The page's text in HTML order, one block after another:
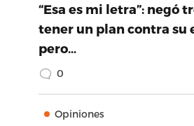
“Esa es mi letra”: negó
tener un plan contra su
pero…
0
Opiniones